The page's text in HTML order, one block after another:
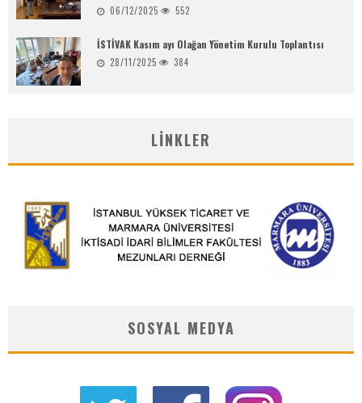
06/12/2025 552
İSTİVAK Kasım ayı Olağan Yönetim Kurulu Toplantısı
28/11/2025 384
LINKLER
SOSYAL MEDYA